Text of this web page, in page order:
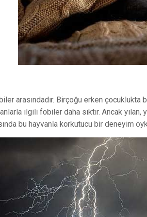
arasındadır. Birçoğu erken
ilgili fobiler daha sıktır. Ancak
bu hayvanla korkutucu bir deneyim